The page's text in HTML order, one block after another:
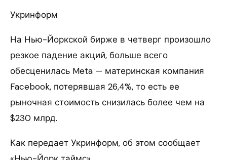
Укринформ
На Нью-Йоркской бирже в четверг произошло
резкое падение акций, больше всего
обесценилась Meta — материнская компания
Facebook, потерявшая 26,4%, то есть ее
рыночная стоимость снизилась более чем на
$230 млрд.
Как передает Укринформ, об этом сообщает